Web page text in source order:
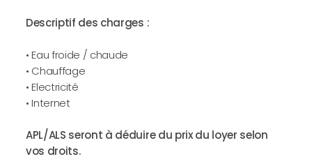
Descriptif des charges :
• Eau froide / chaude
• Chauffage
• Electricité
• Internet
APL/ALS seront à déduire du prix du loyer selon
vos droits.